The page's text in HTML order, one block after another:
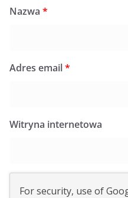
Nazwa *
Adres email*
Witryna internetowa
For security, use of